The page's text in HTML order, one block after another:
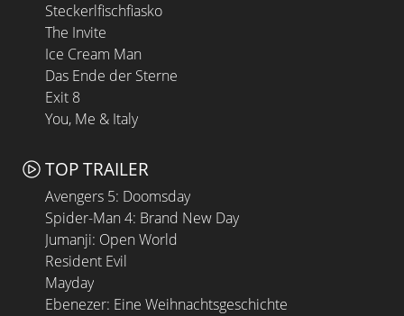
Steckerlfischfiasko
The Invite
Ice Cream Man
Das Ende der Sterne
Exit 8
You, Me & Italy
TOP TRAILER
Avengers 5: Doomsday
Spider-Man 4: Brand New Day
Jumanji: Open World
Resident Evil
Mayday
Ebenezer: Eine Weihnachtsgeschichte